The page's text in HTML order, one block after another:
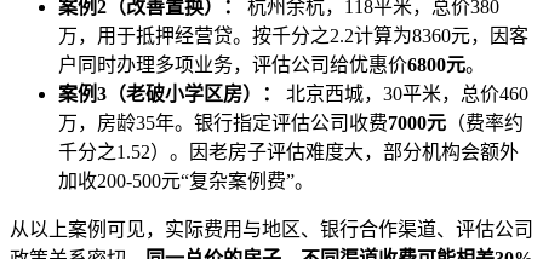
案例2（改善置换）：
杭州余杭，118平米，总价380
万，用于抵押经营贷。按千分之2.2计算为8360元，因客
户同时办理多项业务，评估公司给优惠价6800元。
案例3（老破小学区房）：
北京西城，30平米，总价460
万，房龄35年。银行指定评估公司收费7000元 （费率约
千分之1.52）。因老房子评估难度大，部分机构会额外
加收200-500元“复杂案例费”。
从以上案例可见，实际费用与地区、银行合作渠道、评估公司